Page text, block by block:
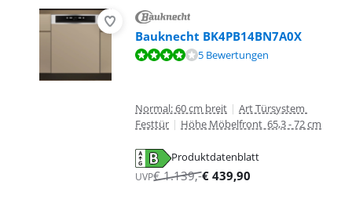
Bauknecht BK4PB14BN7A0X
Bewertet mit 8,4 von 10, basierend auf 5 Bewertungen.
5 Bewertungen
Normal: 60 cm breit | Art Türsystem
Festtür | Höhe Möbelfront 65,3 - 72 cm
Produktdatenblatt
wird in neuem Tab geöffnetUVP€1.139,-€ 439,90